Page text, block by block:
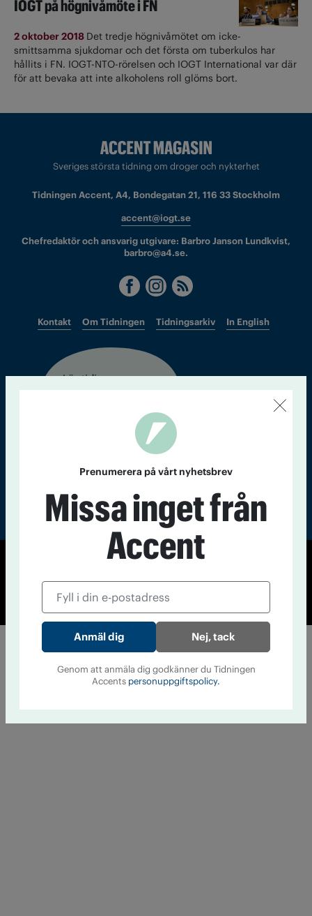
IOGT på högnivåmöte i FN
2 oktober 2018 Det tredje högnivåmötet om icke-
smittsamma sjukdomar och det första om tuberkulos har
hållits i FN. IOGT-NTO-rörelsen och IOGT International var där
för att bevaka att inte alkoholens roll glöms bort.
Sveriges största tidning om droger och nykterhet
Tidningen Accent, A4, Bondegatan 21, 116 33 Stockholm
accent@iogt.se
Chefredaktör och ansvarig utgivare: Barbro Janson Lundkvist,
barbro@a4.se.
Kontakt Om Tidningen Tidningsarkiv In English
Läs tidigare
Cookiepolicy
Personuppgiftspolicy
Prenumerera på vårt nyhetsbrev
Missa inget från
Accent
Nej, tack
Genom att anmäla dig godkänner du Tidningen
Accents personuppgiftspolicy.